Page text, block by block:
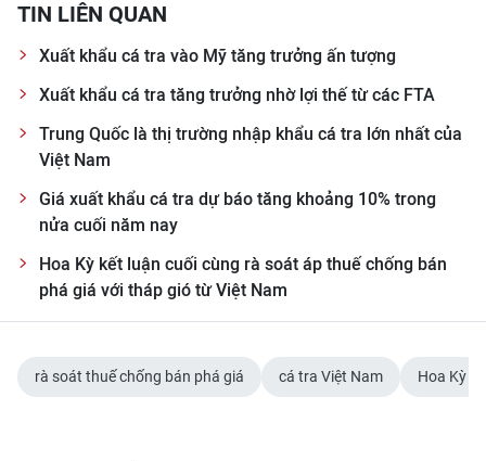
NHÂN DÂN CUỐI TUẦN
NHÂN DÂN HẰNG THÁNG
MUA BÁO
ENGLISH
中文
TIN LIÊN QUAN
Xuất khẩu cá tra vào Mỹ tăng trưởng ấn tượng
Xuất khẩu cá tra tăng trưởng nhờ lợi thế từ các FTA
Trung Quốc là thị trường nhập khẩu cá tra lớn nhất của
Việt Nam
Giá xuất khẩu cá tra dự báo tăng khoảng 10% trong
nửa cuối năm nay
Hoa Kỳ kết luận cuối cùng rà soát áp thuế chống bán
phá giá với tháp gió từ Việt Nam
rà soát thuế chống bán phá giá cá tra Việt Nam Hoa Kỳ